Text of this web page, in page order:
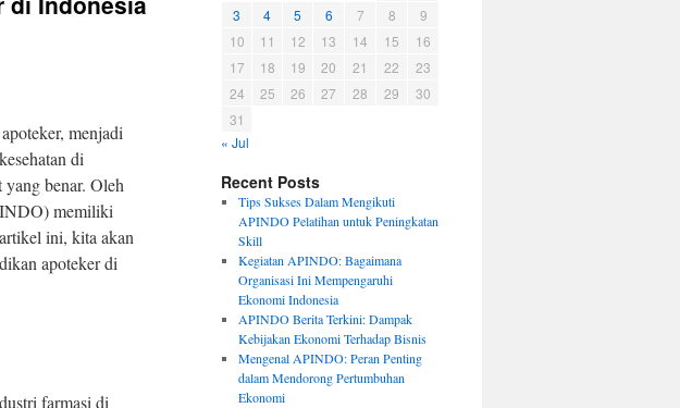
menjadi
di
benar. Oleh
memiliki
ini, kita akan
apoteker di
farmasi di
3
4 5 6 7 8
9
10
11 12 13 14 15
16
17
18 19 20 21 22
23
24
25 26 27 28 29
30
31
« Jul
Recent Posts
Tips Sukses Dalam Mengikuti
APINDO Pelatihan untuk Peningkatan
Skill
Kegiatan APINDO: Bagaimana
Organisasi Ini Mempengaruhi
Ekonomi Indonesia
APINDO Berita Terkini: Dampak
Kebijakan Ekonomi Terhadap Bisnis
Mengenal APINDO: Peran Penting
dalam Mendorong Pertumbuhan
Ekonomi